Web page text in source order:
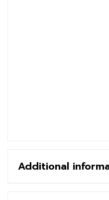
Additional